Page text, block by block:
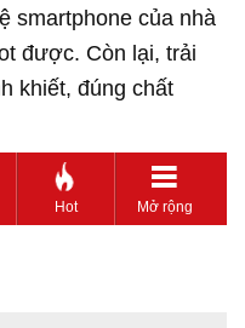
smartphone của nhà
được. Còn lại, trải
khiết, đúng chất
Hot Mở rộng